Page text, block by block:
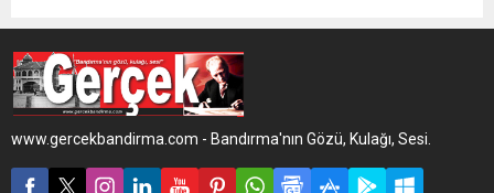
www.gercekbandirma.com - Bandırma'nın Gözü, Kulağı, Sesi.